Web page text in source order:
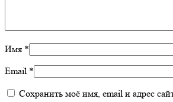
Имя *
Email *
Сохранить моё имя, email и адрес